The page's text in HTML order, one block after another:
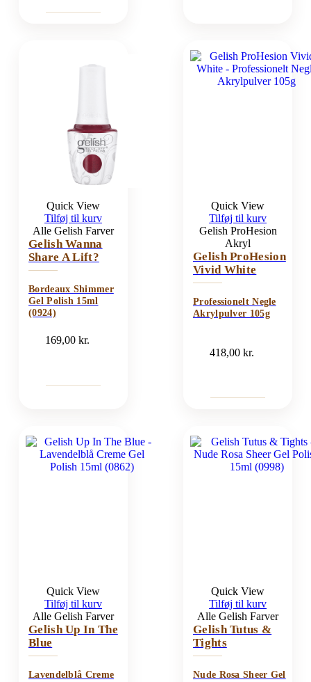
Quick View
Tilføj til kurv
Alle Gelish Farver
Gelish Wanna
Share A Lift?
Bordeaux Shimmer
Gel Polish 15ml
(0924)
169,00kr.
Quick View
Tilføj til kurv
Gelish ProHesion
Akryl
Gelish ProHesion
Vivid White
Professionelt Negle
Akrylpulver 105g
418,00kr.
Quick View
Tilføj til kurv
Alle Gelish Farver
Gelish Up In The
Blue
Lavendelblå Creme
Quick View
Tilføj til kurv
Alle Gelish Farver
Gelish Tutus &
Tights
Nude Rosa Sheer Gel